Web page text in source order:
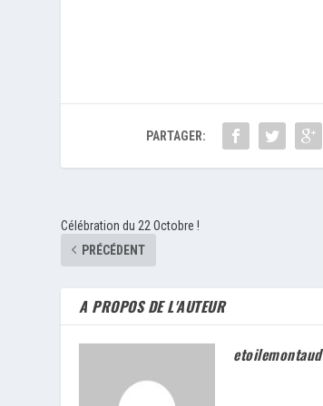
PARTAGER:
Célébration du 22 Octobre !
PRÉCÉDENT
A PROPOS DE L'AUTEUR
etoilemontaud